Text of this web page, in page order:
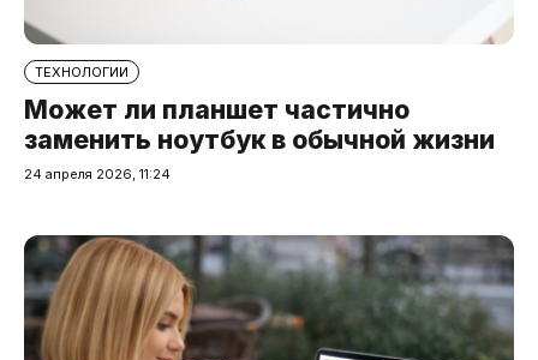
ТЕХНОЛОГИИ
Может ли планшет частично
заменить ноутбук в обычной жизни
24 апреля 2026, 11:24